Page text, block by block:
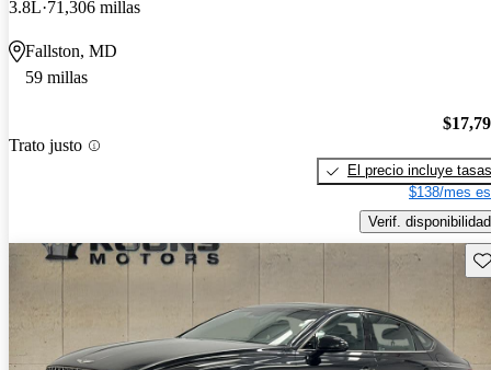
3.8L 71,306 millas
Fallston, MD
59 millas
Trato justo
El precio incluye tasas
$138/mes
Verif. disponibilidad